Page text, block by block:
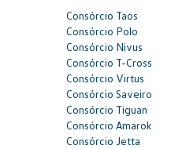
Consórcio Taos
Consórcio Polo
Consórcio Nivus
Consórcio T-Cross
Consórcio Virtus
Consórcio Saveiro
Consórcio Tiguan
Consórcio Amarok
Consórcio Jetta